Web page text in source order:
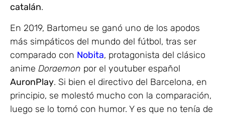
catalán.
En 2019, Bartomeu se ganó uno de los apodos
más simpáticos del mundo del fútbol, tras ser
comparado con Nobita, protagonista del clásico
anime Doraemon por el youtuber español
AuronPlay. Si bien el directivo del Barcelona, en
principio, se molestó mucho con la comparación,
luego se lo tomó con humor. Y es que no tenía de